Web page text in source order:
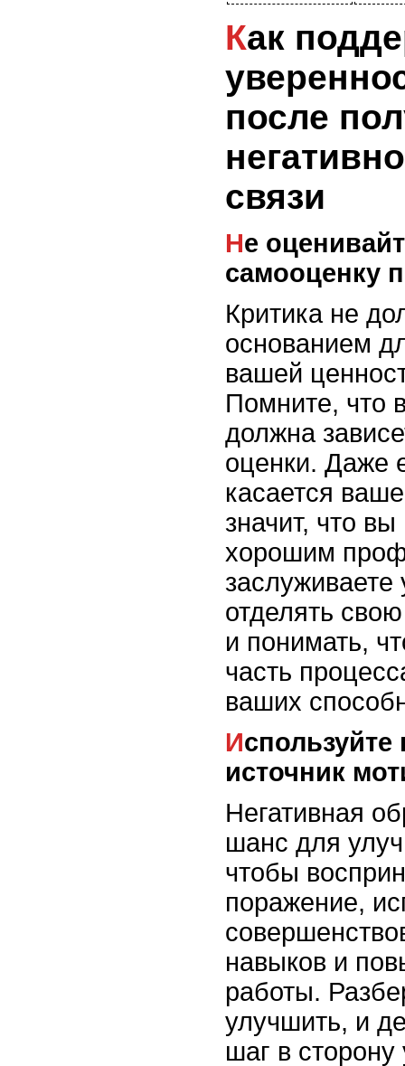
Как поддерживать
после
связи
Не оценивайте свою
самооценку
Критика не
основанием
вашей
Помните, что
должна
оценки. Даже
касается
значит, что
хорошим
отделять
и понимать,
часть
ваших
Используйте критику как
источник
Негативная
шанс для
чтобы
поражение,
навыков и
работы.
улучшить, и
шаг в